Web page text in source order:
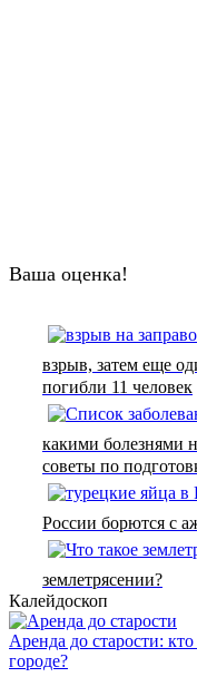
Ваша оценка!
взрыв, затем еще
погибли 11 человек
какими болезнями
советы по
России борются с
землетрясении?
Калейдоскоп
Аренда до старости:
городе?